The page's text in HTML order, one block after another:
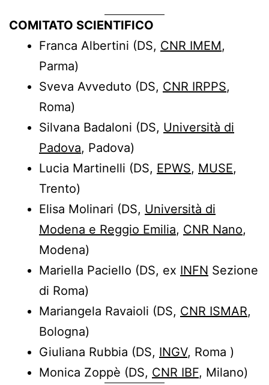
COMITATO SCIENTIFICO
Franca Albertini (DS, CNR IMEM,
Parma)
Sveva Avveduto (DS, CNR IRPPS,
Roma)
Silvana Badaloni (DS, Università di
Padova, Padova)
Lucia Martinelli (DS, EPWS, MUSE,
Trento)
Elisa Molinari (DS, Università di
Modena e Reggio Emilia, CNR Nano,
Modena)
Mariella Paciello (DS, ex INFN Sezione
di Roma)
Mariangela Ravaioli (DS, CNR ISMAR,
Bologna)
Giuliana Rubbia (DS, INGV, Roma )
Monica Zoppè (DS, CNR IBF, Milano)